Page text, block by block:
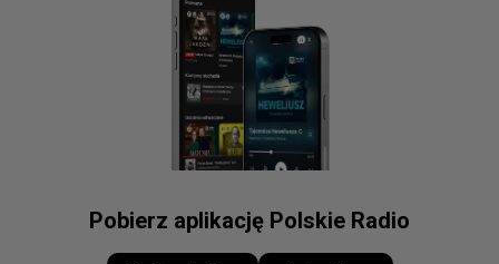
Pobierz aplikację Polskie Radio